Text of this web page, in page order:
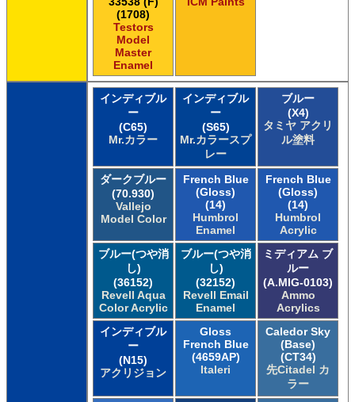
(1708)
Testors
Model
Master
Enamel
インディブル
ー
(C65)
Mr.カラー
インディブル
ー
(S65)
Mr.カラースプ
レー
ブルー
(X4)
タミヤ アクリ
ル塗料
ダークブルー
(70.930)
Vallejo
Model Color
French Blue
(Gloss)
(14)
Humbrol
Enamel
French Blue
(Gloss)
(14)
Humbrol
Acrylic
ブルー(つや消
し)
(36152)
Revell Aqua
Color Acrylic
ブルー(つや消
し)
(32152)
Revell Email
Enamel
ミディアム ブ
ルー
(A.MIG-0103)
Ammo
Acrylics
インディブル
ー
(N15)
アクリジョン
Gloss
French Blue
(4659AP)
Italeri
Caledor Sky
(Base)
(CT34)
先Citadel カ
ラー